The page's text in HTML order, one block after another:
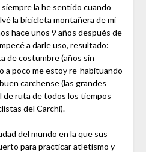
la he sentido cuando
la bicicleta montañera de mi
hace unos 9 años después de
a darle uso, resultado:
de costumbre (años sin
a poco me estoy re-habituando
carchense (las grandes
de ruta de todos los tiempos
del Carchi).
del mundo en la que sus
para practicar atletismo y